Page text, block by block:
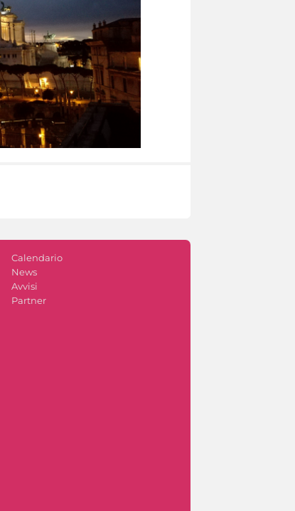
Calendario
News
Avvisi
Partner